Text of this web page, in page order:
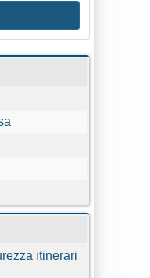
itinerari